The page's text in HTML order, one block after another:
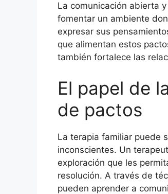
La comunicación abierta
fomentar un ambiente
expresar sus
que alimentan estos
también fortalece las
El papel de
de pactos
La terapia familiar puede
inconscientes. Un
exploración que les
resolución. A través de
pueden aprender a